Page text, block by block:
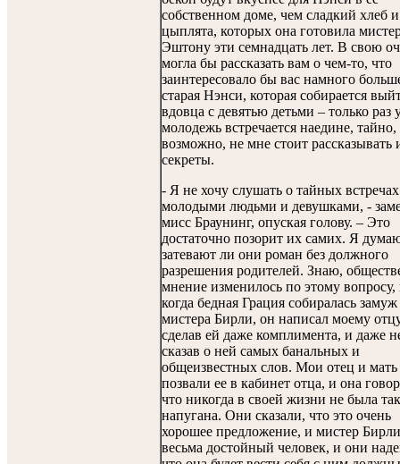
собственном доме, чем сладкий хлеб и
цыплята, которых она готовила
Эштону эти семнадцать лет. В свою
могла бы рассказать вам о чем-то, что
заинтересовало бы вас намного
старая Нэнси, которая собирается
вдовца с девятью детьми – только раз
молодежь встречается наедине, тайно,
возможно, не мне стоит рассказывать
секреты.
- Я не хочу слушать о тайных
молодыми людьми и девушками, -
мисс Браунинг, опуская голову. – Это
достаточно позорит их самих. Я
затевают ли они роман без должного
разрешения родителей. Знаю,
мнение изменилось по этому вопросу,
когда бедная Грация собиралась замуж
мистера Бирли, он написал моему
сделав ей даже комплимента, и даже
сказав о ней самых банальных и
общеизвестных слов. Мои отец и мать
позвали ее в кабинет отца, и она
что никогда в своей жизни не была так
напугана. Они сказали, что это очень
хорошее предложение, и мистер Бирли
весьма достойный человек, и они